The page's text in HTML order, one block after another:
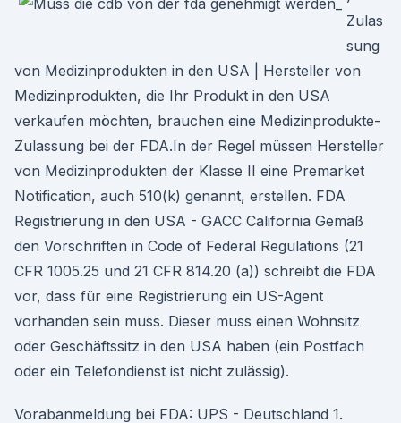
Zulas
sung
von Medizinprodukten in den USA | Hersteller von
Medizinprodukten, die Ihr Produkt in den USA
verkaufen möchten, brauchen eine Medizinprodukte-
Zulassung bei der FDA.In der Regel müssen Hersteller
von Medizinprodukten der Klasse II eine Premarket
Notification, auch 510(k) genannt, erstellen. FDA
Registrierung in den USA - GACC California Gemäß
den Vorschriften in Code of Federal Regulations (21
CFR 1005.25 und 21 CFR 814.20 (a)) schreibt die FDA
vor, dass für eine Registrierung ein US-Agent
vorhanden sein muss. Dieser muss einen Wohnsitz
oder Geschäftssitz in den USA haben (ein Postfach
oder ein Telefondienst ist nicht zulässig).
Vorabanmeldung bei FDA: UPS - Deutschland 1.